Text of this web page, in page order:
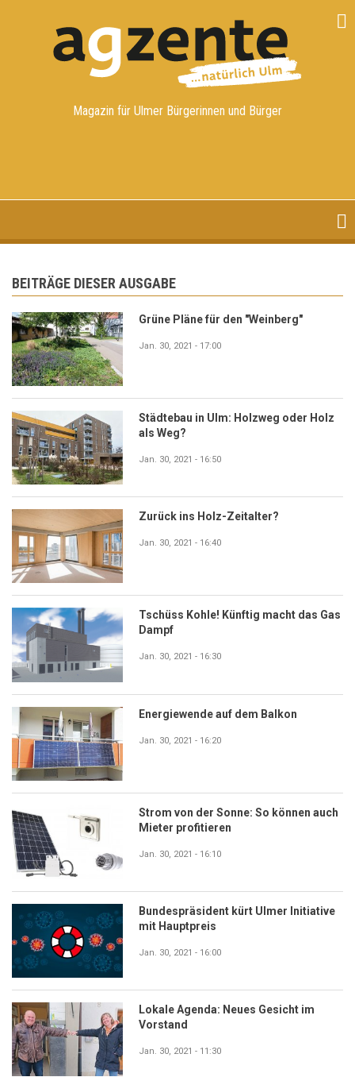
Magazin für Ulmer Bürgerinnen und Bürger
BEITRÄGE DIESER AUSGABE
Grüne Pläne für den "Weinberg"
Jan. 30, 2021 - 17:00
Städtebau in Ulm: Holzweg oder Holz
als Weg?
Jan. 30, 2021 - 16:50
Zurück ins Holz-Zeitalter?
Jan. 30, 2021 - 16:40
Tschüss Kohle! Künftig macht das Gas
Dampf
Jan. 30, 2021 - 16:30
Energiewende auf dem Balkon
Jan. 30, 2021 - 16:20
Strom von der Sonne: So können auch
Mieter profitieren
Jan. 30, 2021 - 16:10
Bundespräsident kürt Ulmer Initiative
mit Hauptpreis
Jan. 30, 2021 - 16:00
Lokale Agenda: Neues Gesicht im
Vorstand
Jan. 30, 2021 - 11:30